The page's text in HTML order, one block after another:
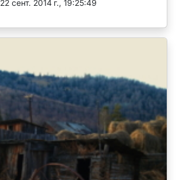
22 сент. 2014 г., 19:25:49